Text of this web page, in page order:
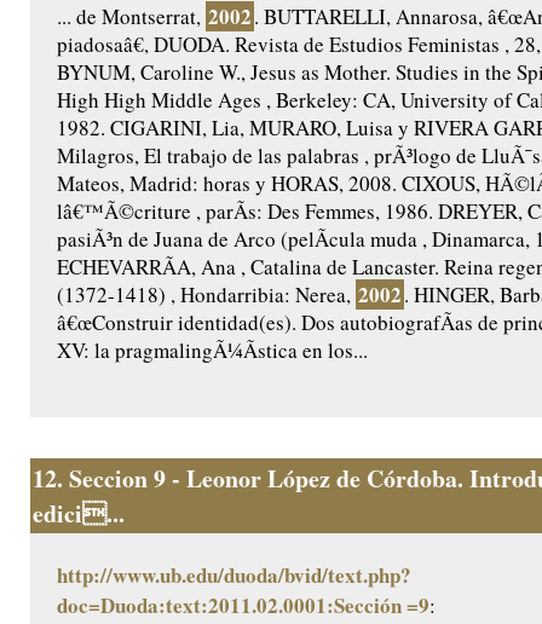
... de Montserrat, 2002. BUTTARELLI, Annarosa,
piadosaâ€, DUODA. Revista de Estudios Feministas ,
BYNUM, Caroline W., Jesus as Mother. Studies in the
High High Middle Ages , Berkeley: CA, University of
1982. CIGARINI, Lia, MURARO, Luisa y RIVERA
Milagros, El trabajo de las palabras , prÃ³logo de
Mateos, Madrid: horas y HORAS, 2008. CIXOUS,
lâ€™Ã©criture , parÃ­s: Des Femmes, 1986. DREYER,
pasiÃ³n de Juana de Arco (pelÃ­cula muda , Dinamarca,
ECHEVARRÃA, Ana , Catalina de Lancaster. Reina
(1372-1418) , Hondarribia: Nerea, 2002. HINGER,
â€œConstruir identidad(es). Dos autobiografÃ­as de
XV: la pragmalingÃ¼Ã­stica en los...
12. Seccion 9 - Leonor López de Córdoba.
edici...
http://www.ub.edu/duoda/bvid/text.php?
doc=Duoda:text:2011.02.0001:Sección =9: